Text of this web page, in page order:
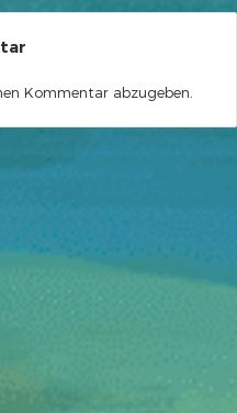
Kommentar abzugeben.